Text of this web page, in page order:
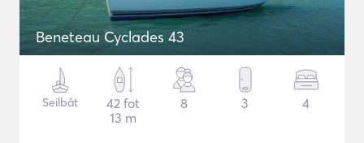
Beneteau Cyclades 43
Seilbåt
42 fot
13 m
8 3 4